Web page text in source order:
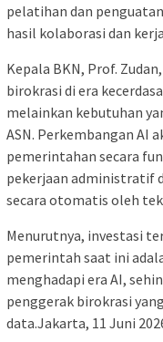
pelatihan dan
hasil kolaborasi dan
Kepala BKN, Prof.
birokrasi di era
melainkan kebutuhan
ASN. Perkembangan AI
pemerintahan secara
pekerjaan administratif
secara otomatis oleh
Menurutnya, investasi
pemerintah saat ini
menghadapi era AI,
penggerak birokrasi
data.Jakarta, 11 Juni